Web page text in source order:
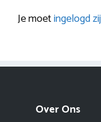
Je moetingelogd
Over Ons